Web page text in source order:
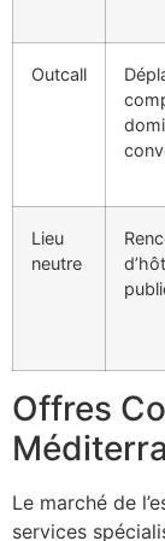
Outcall
Lieu
neutre
Offres
Le marché de
services